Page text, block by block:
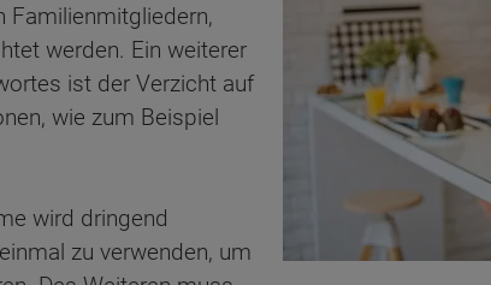
Familienmitgliedern,
werden. Ein weiterer
ist der Verzicht auf
wie zum Beispiel
wird dringend
zu verwenden, um